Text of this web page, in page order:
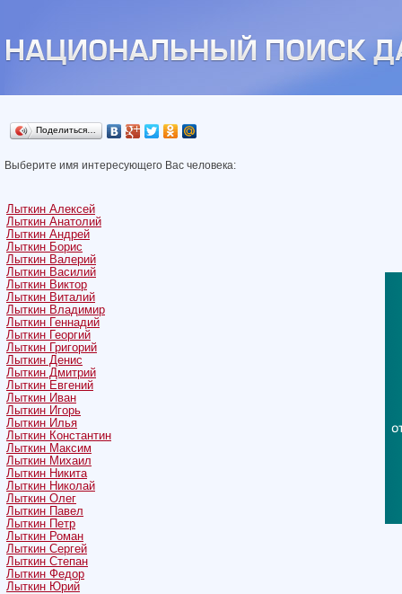
Поделиться…
Выберите имя интересующего Вас человека:
Лыткин Алексей
Лыткин Анатолий
Лыткин Андрей
Лыткин Борис
Лыткин Валерий
Лыткин Василий
Лыткин Виктор
Лыткин Виталий
Лыткин Владимир
Лыткин Геннадий
Лыткин Георгий
Лыткин Григорий
Лыткин Денис
Лыткин Дмитрий
Лыткин Евгений
Лыткин Иван
Лыткин Игорь
Лыткин Илья
Лыткин Константин
Лыткин Максим
Лыткин Михаил
Лыткин Никита
Лыткин Николай
Лыткин Олег
Лыткин Павел
Лыткин Петр
Лыткин Роман
Лыткин Сергей
Лыткин Степан
Лыткин Федор
Лыткин Юрий